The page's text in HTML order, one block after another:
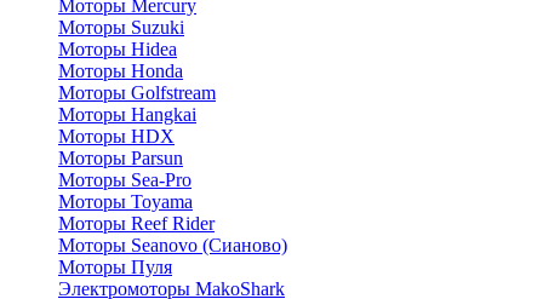
Моторы Mercury
Моторы Suzuki
Моторы Hidea
Моторы Honda
Моторы Golfstream
Моторы Hangkai
Моторы HDX
Моторы Parsun
Моторы Sea-Pro
Моторы Toyama
Моторы Reef Rider
Моторы Seanovo (Сианово)
Моторы Пуля
Электромоторы MakoShark